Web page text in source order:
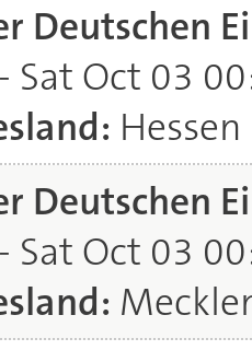
Deutschen
Sat Oct 03
Hessen
Deutschen
Sat Oct 03